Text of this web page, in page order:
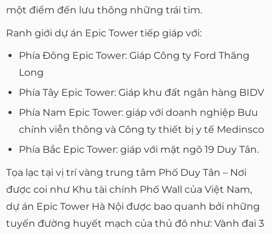
một điểm đến lưu thông những trái tim.
Ranh giới dự án Epic Tower tiếp giáp với:
Phía Đông Epic Tower: Giáp Công ty Ford Thăng
Long
Phía Tây Epic Tower: Giáp khu đất ngân hàng BIDV
Phía Nam Epic Tower: giáp với doanh nghiệp Bưu
chính viễn thông và Công ty thiết bị y tế Medinsco
Phía Bắc Epic Tower: giáp với mặt ngõ 19 Duy Tân.
Tọa lạc tại vị trí vàng trung tâm Phố Duy Tân – Nơi
được coi như Khu tài chính Phố Wall của Việt Nam,
dự án Epic Tower Hà Nội được bao quanh bởi những
tuyến đường huyết mạch của thủ đô như: Vành đai 3